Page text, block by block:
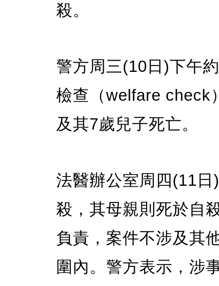
殺。
警方周三(10日)下午
檢查（welfare check
及其7歲兒子死亡。
法醫辦公室周四(11
殺，其母親則死於自
負責，案件不涉及其
圍內。警方表示，涉